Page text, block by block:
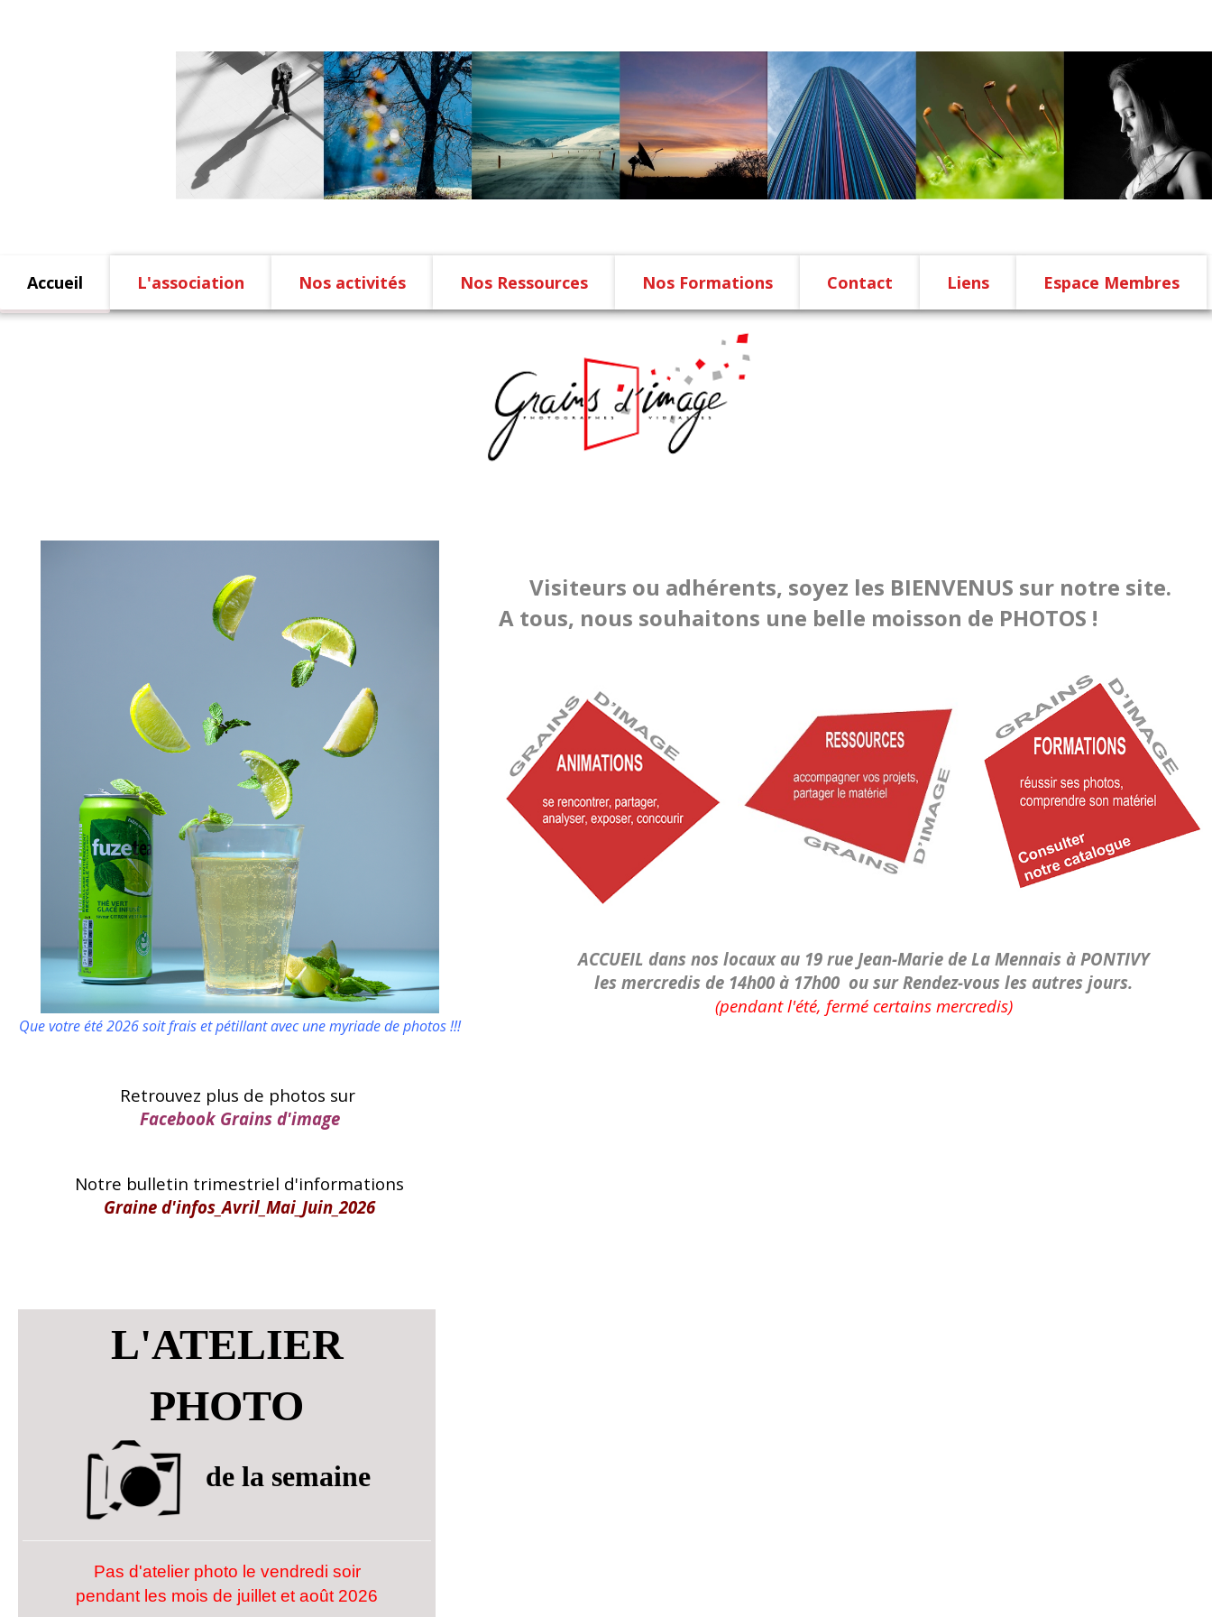
Accueil L'association Nos activités Nos Ressources Nos Formations Contact Liens Espace Membres
Que votre été 2026 soit frais et pétillantavec une myriade de photos !!!
Retrouvez plus de photos sur
Facebook Grains d'image
Notre bulletin trimestriel d'informations
Graine d'infos_Avril_Mai_Juin_2026
L'ATELIER
PHOTO
de la semaine
Pas d'atelier photo le vendredi soir
pendant les mois de juillet et août 2026
Visiteurs ou adhérents, soyez les BIENVENUS sur notre site.
A tous, nous souhaitons une belle moisson de PHOTOS !
ACCUEIL dans nos locaux au 19 rue Jean-Marie de La Mennais à PONTIVY
lesmercredis de 14h00 à 17h00 ou sur Rendez-vous les autres jours.
(pendant l'été, fermé certains mercredis)